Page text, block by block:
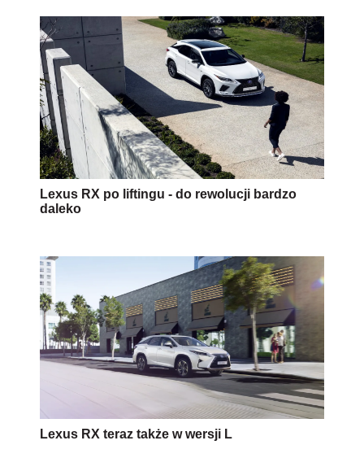
Lexus RX po liftingu - do rewolucji bardzo
daleko
Lexus RX teraz także w wersji L